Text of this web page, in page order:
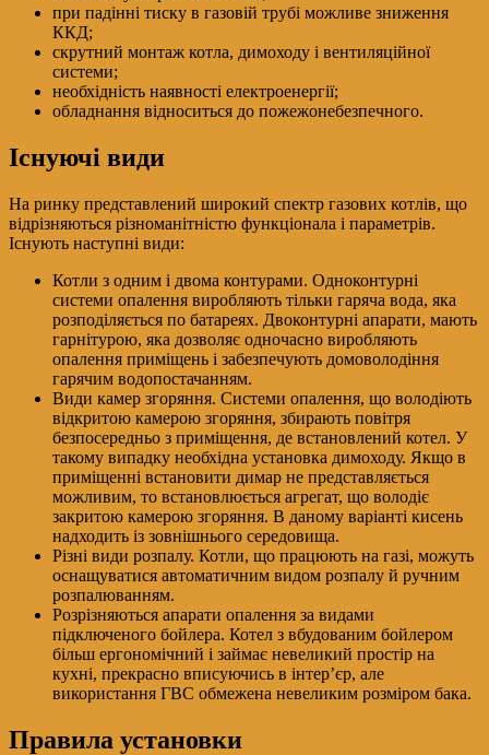
при падінні тиску в газовій трубі можливе зниження
ККД;
скрутний монтаж котла, димоходу і вентиляційної
системи;
необхідність наявності електроенергії;
обладнання відноситься до пожежонебезпечного.
Існуючі види
На ринку представлений широкий спектр газових котлів, що
відрізняються різноманітністю функціонала і параметрів.
Існують наступні види:
Котли з одним і двома контурами. Одноконтурні
системи опалення виробляють тільки гаряча вода, яка
розподіляється по батареях. Двоконтурні апарати, мають
гарнітурою, яка дозволяє одночасно виробляють
опалення приміщень і забезпечують домоволодіння
гарячим водопостачанням.
Види камер згоряння. Системи опалення, що володіють
відкритою камерою згоряння, збирають повітря
безпосередньо з приміщення, де встановлений котел. У
такому випадку необхідна установка димоходу. Якщо в
приміщенні встановити димар не представляється
можливим, то встановлюється агрегат, що володіє
закритою камерою згоряння. В даному варіанті кисень
надходить із зовнішнього середовища.
Різні види розпалу. Котли, що працюють на газі, можуть
оснащуватися автоматичним видом розпалу й ручним
розпалюванням.
Розрізняються апарати опалення за видами
підключеного бойлера. Котел з вбудованим бойлером
більш ергономічний і займає невеликий простір на
кухні, прекрасно вписуючись в інтер’єр, але
використання ГВС обмежена невеликим розміром бака.
Правила установки